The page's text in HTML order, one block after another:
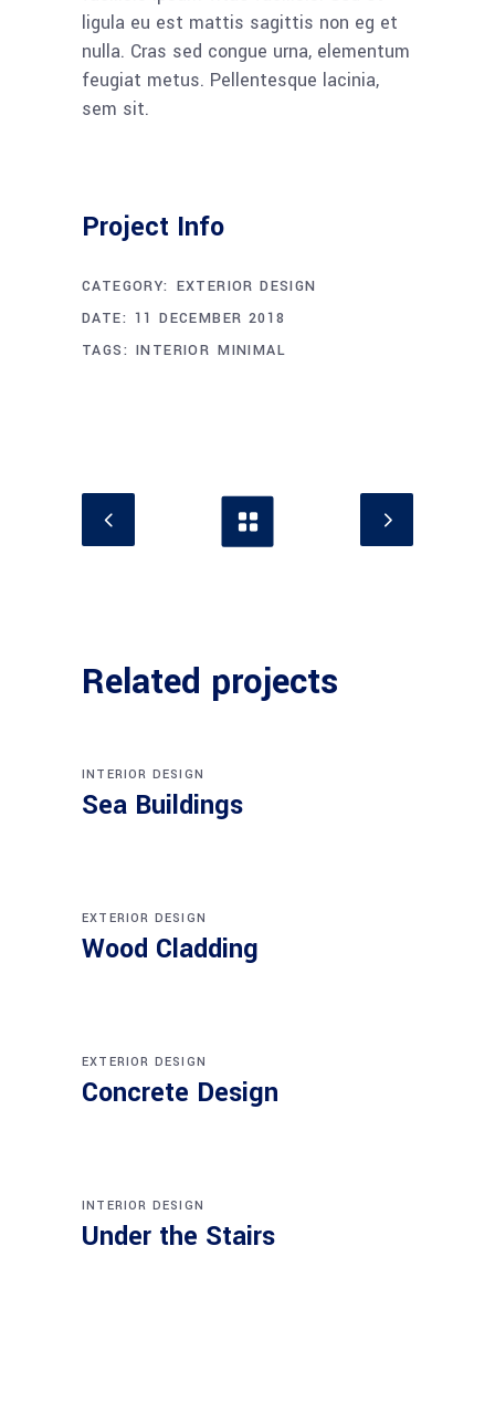
ligula eu est mattis sagittis non eg et
nulla. Cras sed congue urna, elementum
feugiat metus. Pellentesque lacinia,
sem sit.
Project Info
CATEGORY: EXTERIOR DESIGN
DATE: 11 DECEMBER 2018
TAGS: INTERIOR MINIMAL
Related projects
INTERIOR DESIGN
Sea Buildings
EXTERIOR DESIGN
Wood Cladding
EXTERIOR DESIGN
Concrete Design
INTERIOR DESIGN
Under the Stairs